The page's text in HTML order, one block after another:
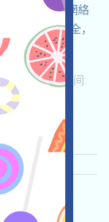
的志願者網絡
保並自負安全，
獲得空投！
Mail
收录时间:
情